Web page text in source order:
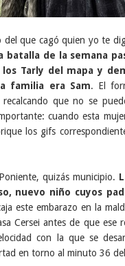
del que cagó quien yo te
batalla de la semana
Tarly del mapa y
familia era Sam. El
que no se
cuando esta
los gifs
quizás municipio.
nuevo niño cuyos
este embarazo en la
Cersei antes de que ese
con la que se
en torno al minuto 36